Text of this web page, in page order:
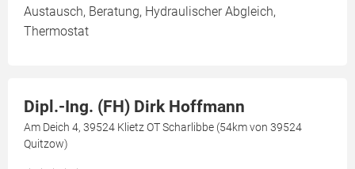
Austausch, Beratung, Hydraulischer Abgleich,
Thermostat
Dipl.-Ing. (FH) Dirk Hoffmann
Am Deich 4, 39524 Klietz OT Scharlibbe (54km von 39524
Quitzow)